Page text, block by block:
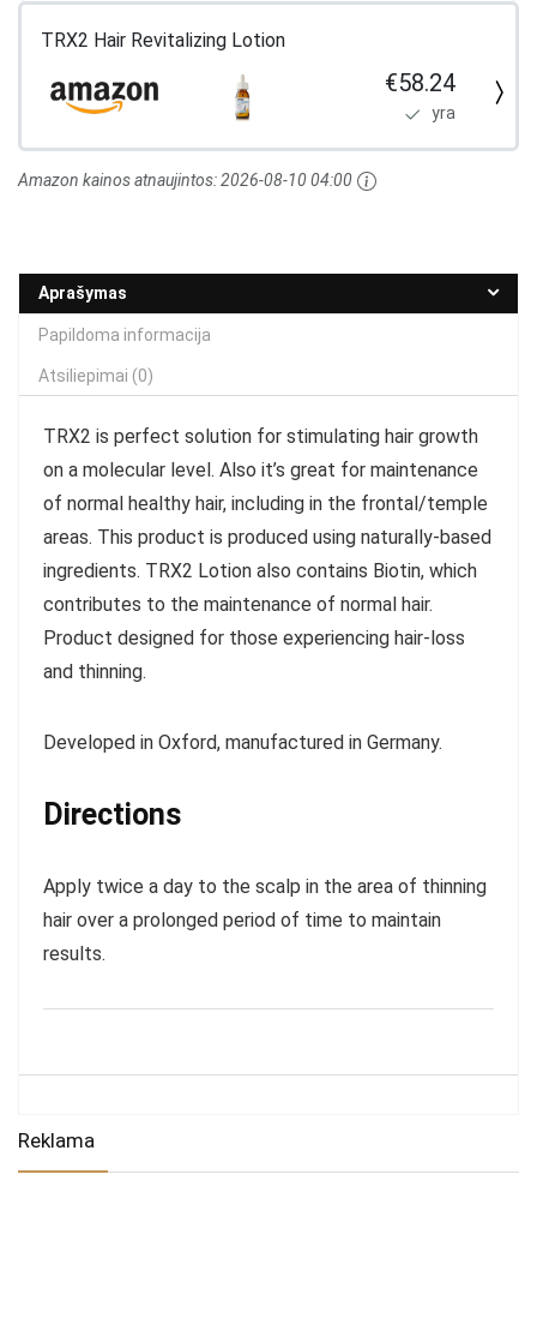
TRX2 Hair Revitalizing Lotion
€58.24
yra
Amazon kainos atnaujintos:2026-08-10 04:00
Aprašymas
Papildoma informacija
Atsiliepimai (0)
TRX2 is perfect solution for stimulating hair growth
on a molecular level. Also it’s great for maintenance
of normal healthy hair, including in the frontal/temple
areas. This product is produced using naturally-based
ingredients. TRX2 Lotion also contains Biotin, which
contributes to the maintenance of normal hair.
Product designed for those experiencing hair-loss
and thinning.
Developed in Oxford, manufactured in Germany.
Directions
Apply twice a day to the scalp in the area of thinning
hair over a prolonged period of time to maintain
results.
Reklama